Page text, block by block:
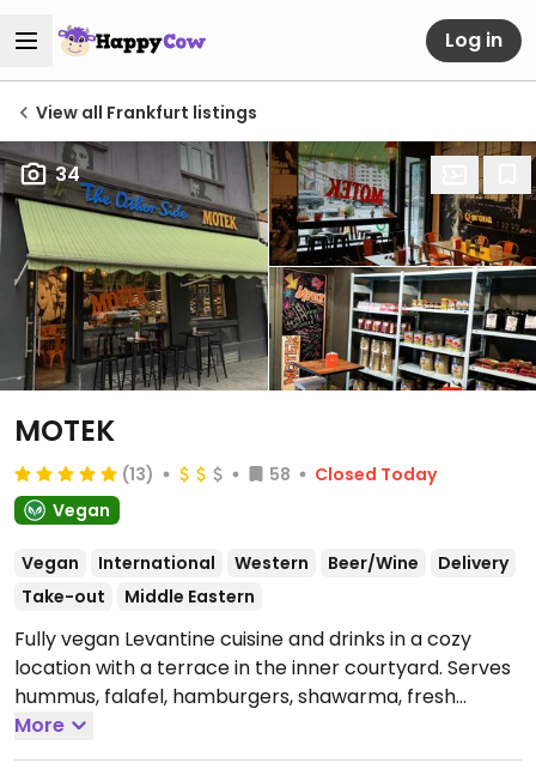
Log in
View all Frankfurt listings
34
MOTEK
(13) 58
Closed Today
Vegan
Vegan International Western Beer/Wine
Delivery
Take-out
Middle Eastern
Fully vegan Levantine cuisine and drinks in a cozy
location with a terrace in the inner courtyard. Serves
hummus, falafel, hamburgers, shawarma, fresh
salads, and more.
Sun.
More